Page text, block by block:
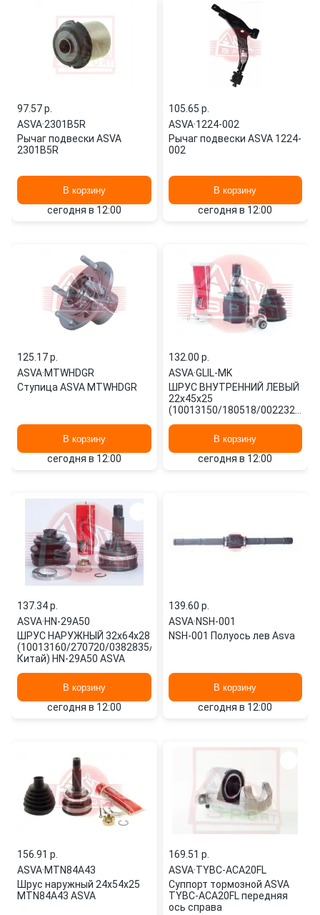
97.57 p.
ASVA·2301B5R
Рычаг подвески ASVA
2301B5R
В корзину
сегодня в 12:00
105.65 p.
ASVA·1224-002
Рычаг подвески ASVA 1224-
002
В корзину
сегодня в 12:00
125.17 p.
ASVA·MTWHDGR
Ступица ASVA MTWHDGR
В корзину
сегодня в 12:00
132.00 p.
ASVA·GLIL-MK
ШРУС ВНУТРЕННИЙ ЛЕВЫЙ
22x45x25
(10013150/180518/0022328/9,
В корзину
сегодня в 12:00
137.34 p.
ASVA·HN-29A50
ШРУС НАРУЖНЫЙ 32x64x28
(10013160/270720/0382835/11,
Китай) HN-29A50 ASVA
В корзину
сегодня в 12:00
139.60 p.
ASVA·NSH-001
NSH-001 Полуось лев Asva
В корзину
сегодня в 12:00
156.91 p.
ASVA·MTN84A43
Шрус наружный 24x54x25
MTN84A43 ASVA
169.51 p.
ASVA·TYBC-ACA20FL
Суппорт тормозной ASVA
TYBC-ACA20FL передняя
ось справа